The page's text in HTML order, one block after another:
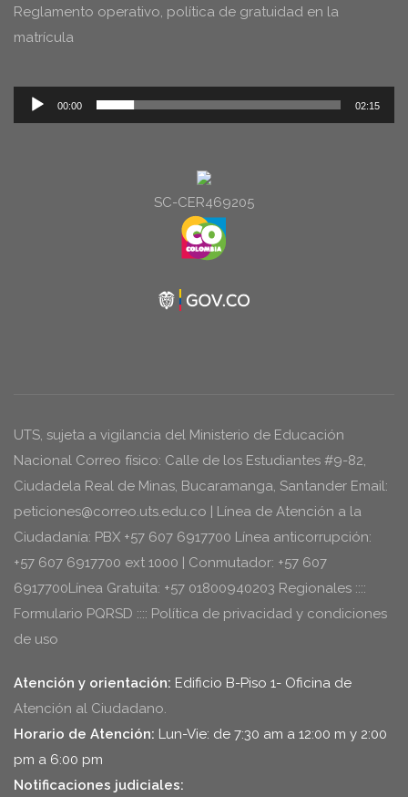
Reglamento operativo, política de gratuidad en la
matrícula
Reproductor
de
00:00 02:15
SC-CER469205
UTS, sujeta a vigilancia del Ministerio de Educación
Nacional Correo físico: Calle de los Estudiantes #9-82,
Ciudadela Real de Minas, Bucaramanga, Santander Email:
peticiones@correo.uts.edu.co | Línea de Atención a la
Ciudadanía: PBX +57 607 6917700 Línea anticorrupción:
+57 607 6917700 ext 1000 | Conmutador: +57 607
6917700Línea Gratuita: +57 01800940203 Regionales ::::
Formulario PQRSD :::: Política de privacidad y condiciones
de uso
Atención y orientación: Edificio B-Piso 1- Oficina de
Atención al Ciudadano.
Horario de Atención: Lun-Vie: de 7:30 am a 12:00 m y 2:00
pm a 6:00 pm
Notificaciones judiciales: